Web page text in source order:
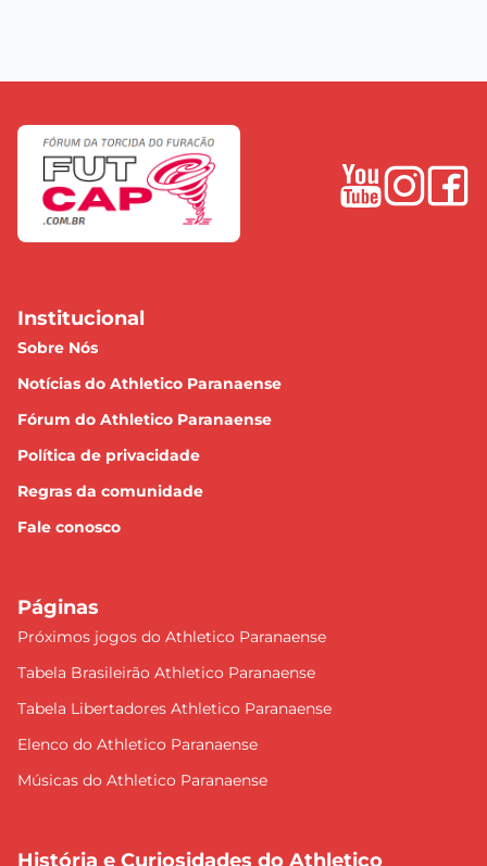
Institucional
Sobre Nós
Notícias do Athletico Paranaense
Fórum do Athletico Paranaense
Política de privacidade
Regras da comunidade
Fale conosco
Páginas
Próximos jogos do Athletico Paranaense
Tabela Brasileirão Athletico Paranaense
Tabela Libertadores Athletico Paranaense
Elenco do Athletico Paranaense
Músicas do Athletico Paranaense
História e Curiosidades do Athletico